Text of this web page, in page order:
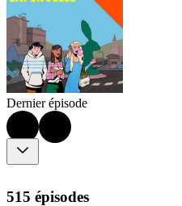
Dernier épisode
515 épisodes